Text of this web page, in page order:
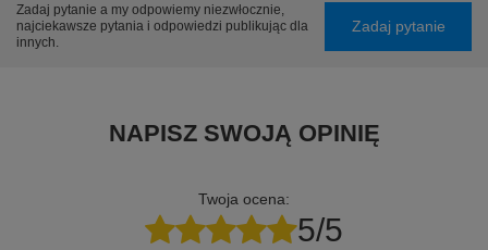
Zadaj pytanie a my odpowiemy niezwłocznie,
najciekawsze pytania i odpowiedzi publikując dla
innych.
Zadaj pytanie
NAPISZ SWOJĄ OPINIĘ
Twoja ocena:
5/5